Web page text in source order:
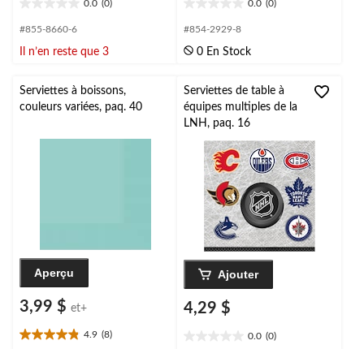
0.0 (0)
étoile(s)
5.
#855-8660-6
Il n’en reste que 3
0.0 (0)
étoile(s)
5.
#854-2929-8
0 En Stock
Serviettes à boissons,
couleurs variées, paq. 40
Aperçu
3,99 $ et+
4.9 (8)
4.9
Serviettes de table à
équipes multiples de la
LNH, paq. 16
Ajouter
4,29 $
0.0 (0)